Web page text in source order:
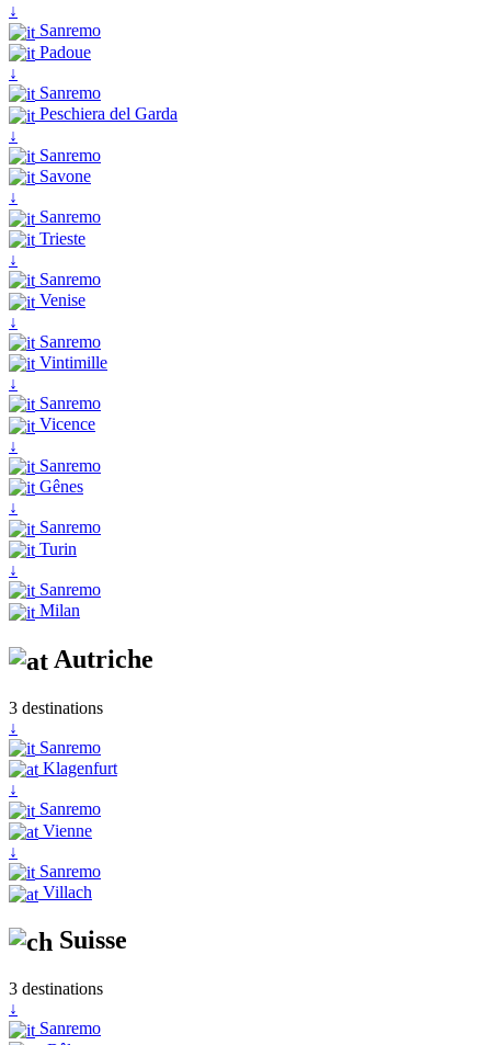
↓
Sanremo
Padoue
↓
Sanremo
Peschiera del Garda
↓
Sanremo
Savone
↓
Sanremo
Trieste
↓
Sanremo
Venise
↓
Sanremo
Vintimille
↓
Sanremo
Vicence
↓
Sanremo
Gênes
↓
Sanremo
Turin
↓
Sanremo
Milan
Autriche
3 destinations
↓
Sanremo
Klagenfurt
↓
Sanremo
Vienne
↓
Sanremo
Villach
Suisse
3 destinations
↓
Sanremo